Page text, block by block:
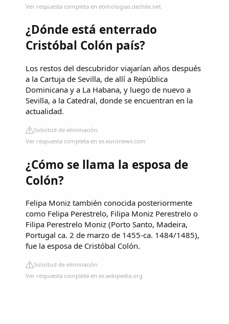
Ver respuesta completa en etimologias.dechile.net
¿Dónde está enterrado
Cristóbal Colón país?
Los restos del descubridor viajarían años después
a la Cartuja de Sevilla, de allí a República
Dominicana y a La Habana, y luego de nuevo a
Sevilla, a la Catedral, donde se encuentran en la
actualidad.
Solicitud de eliminación
Ver respuesta completa en es.euronews.com
¿Cómo se llama la esposa de
Colón?
Felipa Moniz también conocida posteriormente
como Felipa Perestrelo, Filipa Moniz Perestrelo o
Filipa Perestrelo Moniz (Porto Santo, Madeira,
Portugal ca. 2 de marzo de 1455-ca. 1484/1485),
fue la esposa de Cristóbal Colón.
Solicitud de eliminación
Ver respuesta completa en es.wikipedia.org